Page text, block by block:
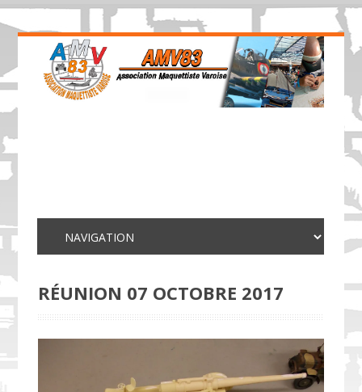
RÉUNION 07 OCTOBRE 2017